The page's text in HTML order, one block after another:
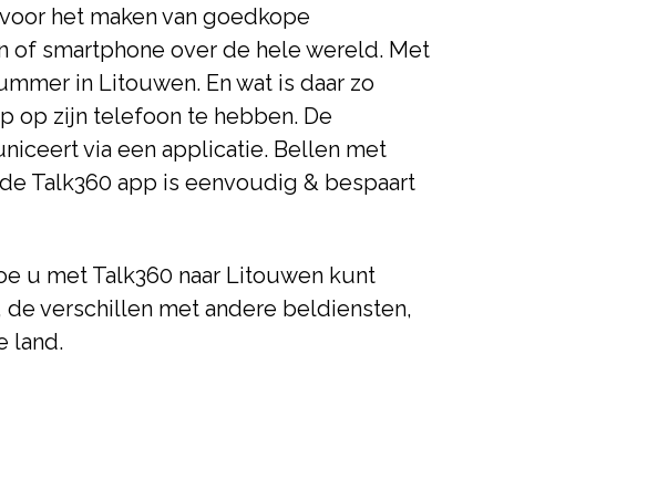
het maken van goedkope
of smartphone over de hele wereld. Met
in Litouwen. En wat is daar zo
op zijn telefoon te hebben. De
via een applicatie. Bellen met
Talk360 app is eenvoudig & bespaart
u met Talk360 naar Litouwen kunt
verschillen met andere beldiensten,
land.